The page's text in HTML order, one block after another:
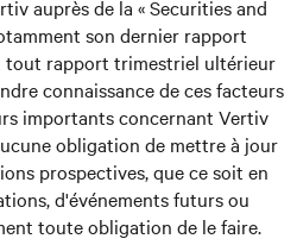
auprès de la « Securities and
son dernier rapport
tout rapport trimestriel ultérieur
connaissance de ces facteurs
importants concernant Vertiv
obligation de mettre à jour
prospectives, que ce soit en
d'événements futurs ou
toute obligation de le faire.